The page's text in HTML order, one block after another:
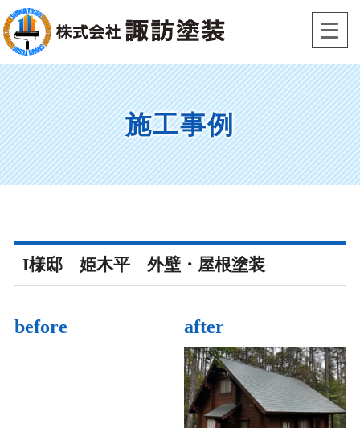
Skip
to
content
施工事例
I様邸 姫木平 外壁・屋根塗装
before after